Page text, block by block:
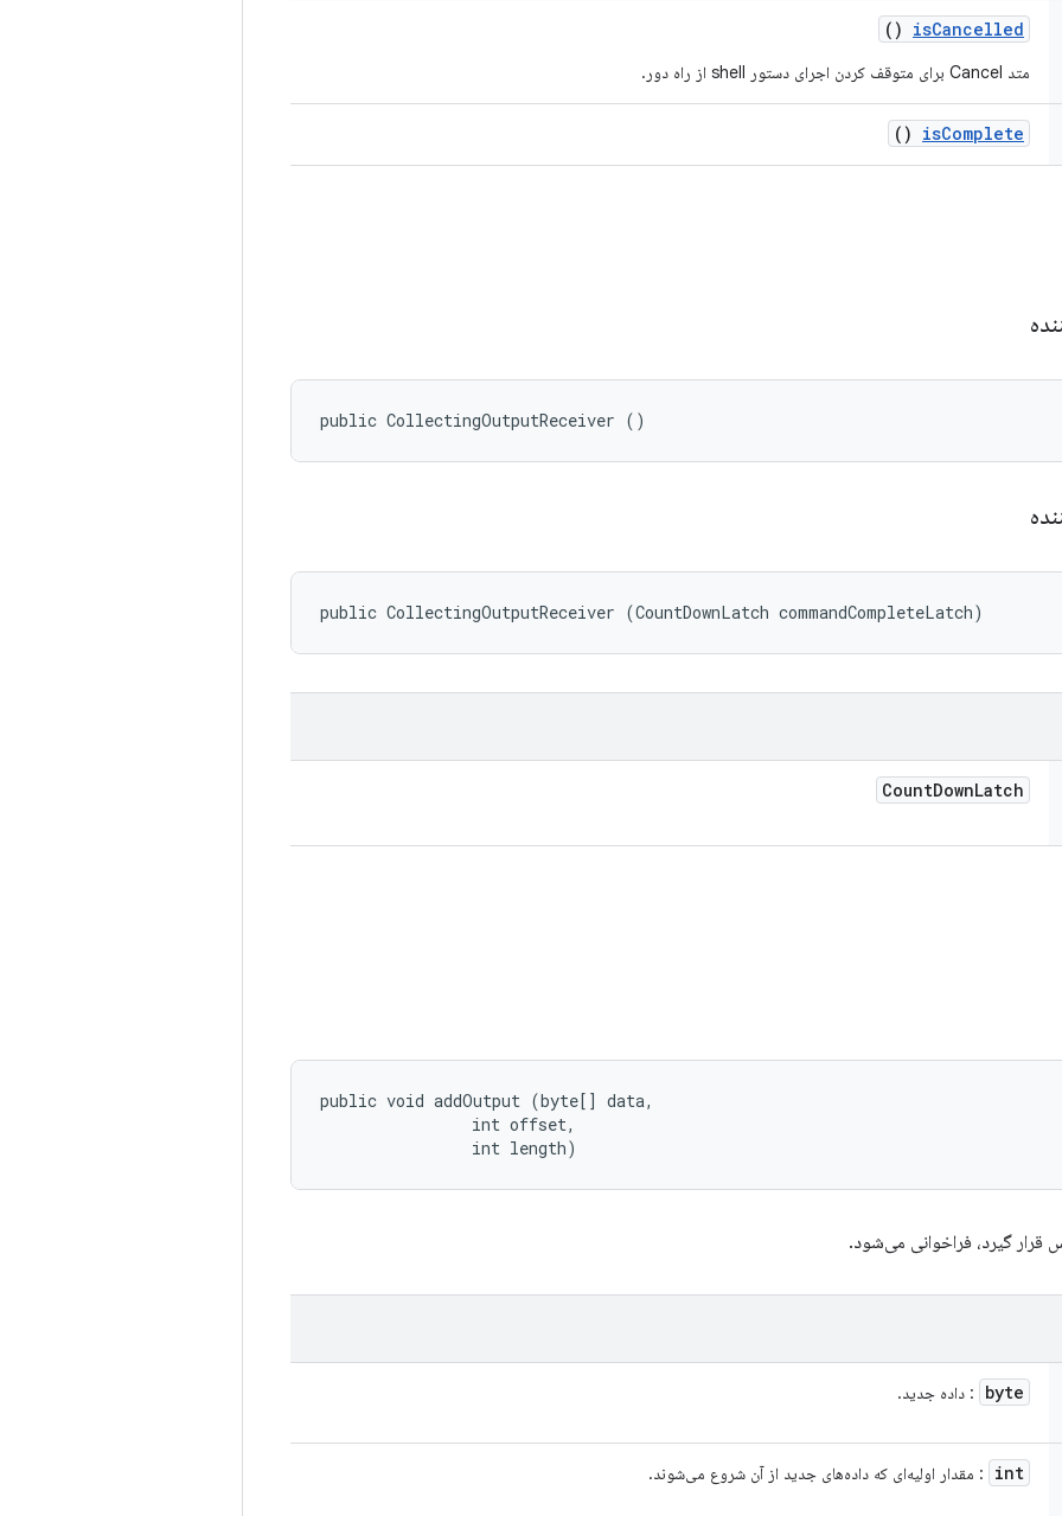
isCancelled
()
متد Cancel برای متوقف کردن اجرای دستور shell از راه دور.
isComplete
()
public CollectingOutputReceiver ()
public CollectingOutputReceiver (CountDownLatch commandCompleteLatch)
CountDownLatch
public void addOutput (byte[] data,
                int offset,
                int length)
قرار گیرد، فراخوانی می‌شود.
byte : داده جدید.
int : مقدار اولیه‌ای که داده‌های جدید از آن شروع می‌شوند.